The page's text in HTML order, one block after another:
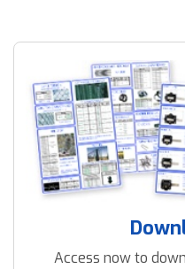
Access now to